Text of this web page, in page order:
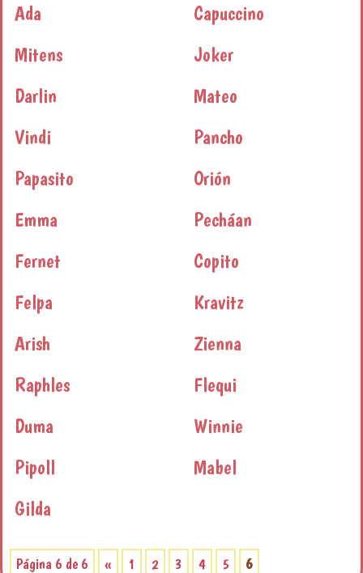
Ada
Capuccino
Mitens
Joker
Darlin
Mateo
Vindi
Pancho
Papasito
Orión
Emma
Pecháan
Fernet
Copito
Felpa
Kravitz
Arish
Zienna
Raphles
Flequi
Duma
Winnie
Pipoll
Mabel
Gilda
Página 6 de 6 « 1 2 3 4 5 6